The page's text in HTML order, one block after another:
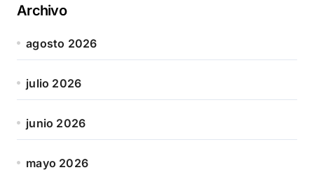
Archivo
agosto 2026
julio 2026
junio 2026
mayo 2026